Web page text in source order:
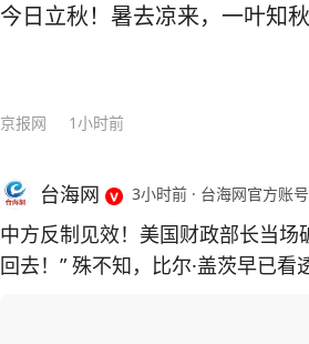
今日立秋！暑去凉来，一叶知
京报网 1小时前
台海网 3小时前 · 台海网官方账号
中方反制见效！美国财政部长当
回去！” 殊不知，比尔·盖茨早已